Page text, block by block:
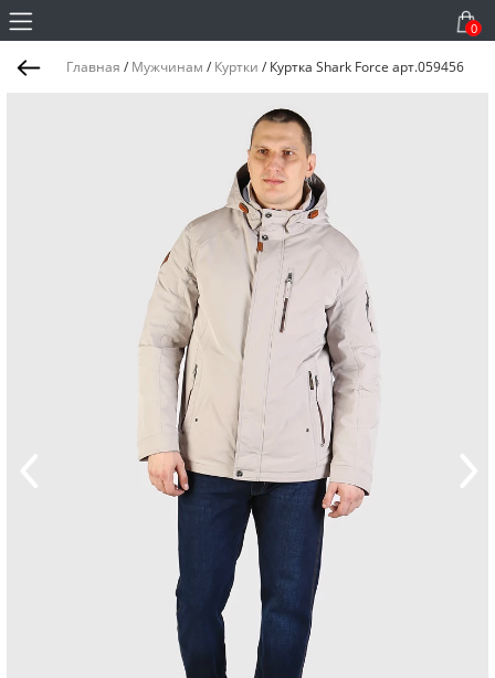
0
Главная / Мужчинам / Куртки / Куртка Shark Force арт.059456